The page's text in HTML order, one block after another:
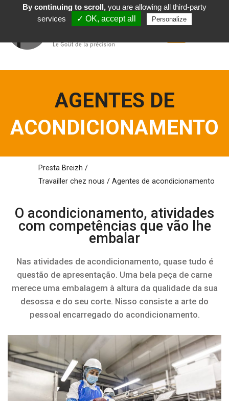
Português
AGENTES DE
ACONDICIONAMENTO
Presta Breizh /
Travailler chez nous / Agentes de acondicionamento
O acondicionamento, atividades
com competências que vão lhe
embalar
Nas atividades de acondicionamento, quase tudo é
questão de apresentação. Uma bela peça de carne
merece uma embalagem à altura da qualidade da sua
desossa e do seu corte. Nisso consiste a arte do
pessoal encarregado do acondicionamento.
By continuing to scroll,you are allowing all third-party
services
✓ OK, accept all Personalize